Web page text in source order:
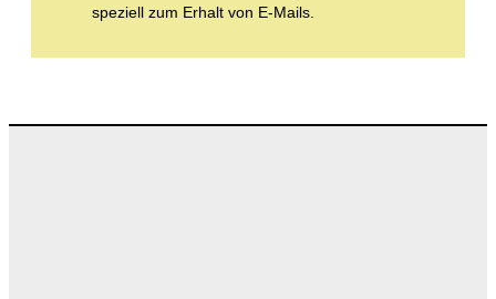
speziell zum Erhalt von E-Mails.